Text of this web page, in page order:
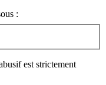
:
est strictement